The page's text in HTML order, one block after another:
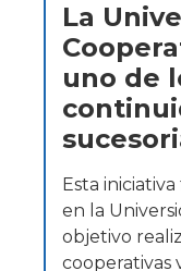
La
uno de
Esta
en la
objetivo
cooperativas